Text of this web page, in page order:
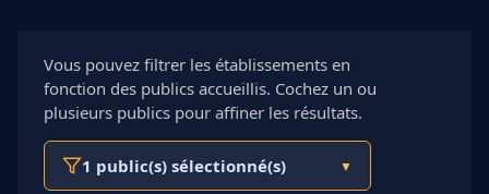
Vous pouvez filtrer les établissements en
fonction des publics accueillis. Cochez un ou
plusieurs publics pour affiner les résultats.
1 public(s) sélectionné(s) ▼